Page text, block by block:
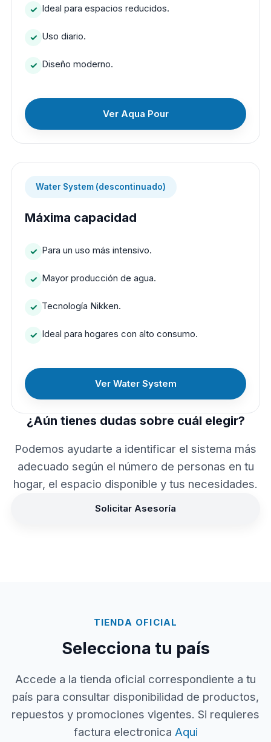
Ideal para espacios reducidos.
Uso diario.
Diseño moderno.
Ver Aqua Pour
Water System (descontinuado)
Máxima capacidad
Para un uso más intensivo.
Mayor producción de agua.
Tecnología Nikken.
Ideal para hogares con alto consumo.
Ver Water System
¿Aún tienes dudas sobre cuál elegir?
Podemos ayudarte a identificar el sistema más
adecuado según el número de personas en tu
hogar, el espacio disponible y tus necesidades.
Solicitar Asesoría
TIENDA OFICIAL
Selecciona tu país
Accede a la tienda oficial correspondiente a tu
país para consultar disponibilidad de productos,
repuestos y promociones vigentes. Si requieres
factura electronica Aqui